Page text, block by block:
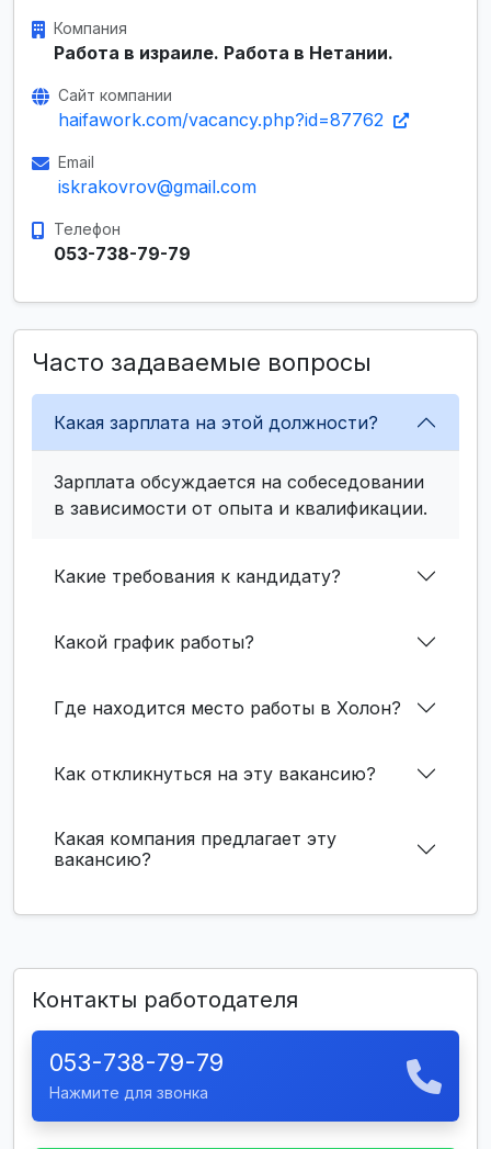
Компания
Работа в израиле. Работа в Нетании.
Сайт компании
haifawork.com/vacancy.php?id=87762
Email
iskrakovrov@gmail.com
Телефон
053-738-79-79
Часто задаваемые вопросы
Какая зарплата на этой должности?
Зарплата обсуждается на собеседовании
в зависимости от опыта и квалификации.
Какие требования к кандидату?
Какой график работы?
Где находится место работы в Холон?
Как откликнуться на эту вакансию?
Какая компания предлагает эту
вакансию?
Контакты работодателя
053-738-79-79
Нажмите для звонка